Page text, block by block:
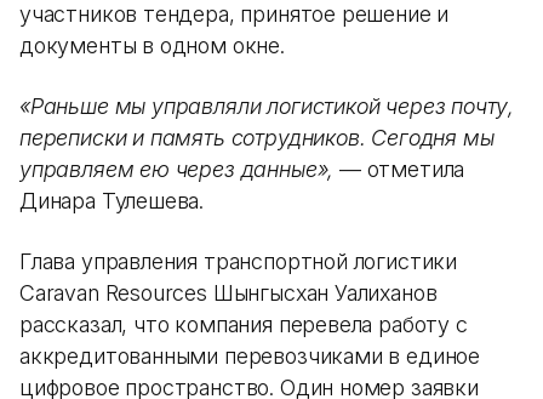
участников тендера, принятое решение и
документы в одном окне.
«Раньше мы управляли логистикой через почту,
переписки и память сотрудников. Сегодня мы
управляем ею через данные», — отметила
Динара Тулешева.
Глава управления транспортной логистики
Caravan Resources Шынгысхан Уалиханов
рассказал, что компания перевела работу с
аккредитованными перевозчиками в единое
цифровое пространство. Один номер заявки